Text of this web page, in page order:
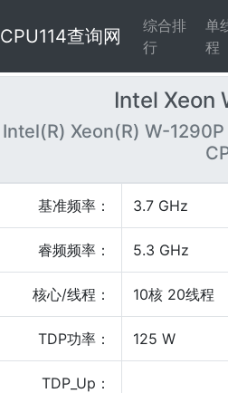
CPU114查询网
综合排
行
单
程
Intel Xeon
Intel(R) Xeon(R) W-
基准频率： 3.7 GHz
睿频频率： 5.3 GHz
核心/线程： 10核 20线程
TDP功率： 125 W
TDP_Up：